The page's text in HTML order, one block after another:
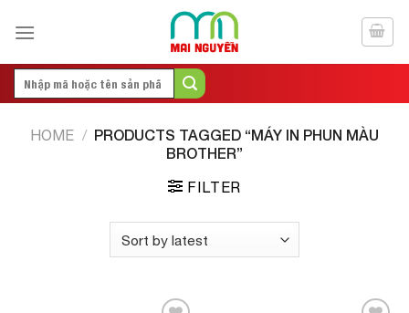
Search
HOME / PRODUCTS TAGGED “MÁY IN PHUN MÀU
BROTHER”
FILTER